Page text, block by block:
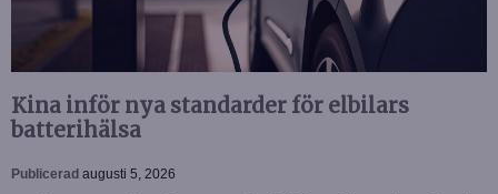
Kina inför nya standarder för elbilars
batterihälsa
Publicerad augusti 5, 2026